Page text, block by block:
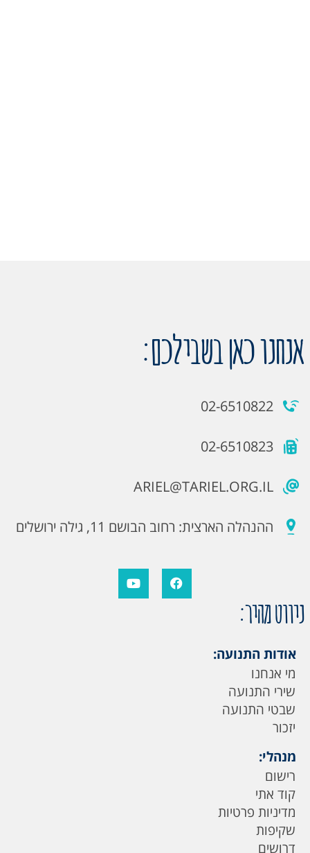
אנחנו כאן בשבילכם:
02-6510822
02-6510823
ARIEL@TARIEL.ORG.IL
ההנהלה הארצית: רחוב הבושם 11, גילה ירושלים
ניווט מהיר:
אודות התנועה:
מי אנחנו
שירי התנועה
שבטי התנועה
יזכור
מנהלי:
רישום
קוד אתי
מדיניות פרטיות
שקיפות
דרושים